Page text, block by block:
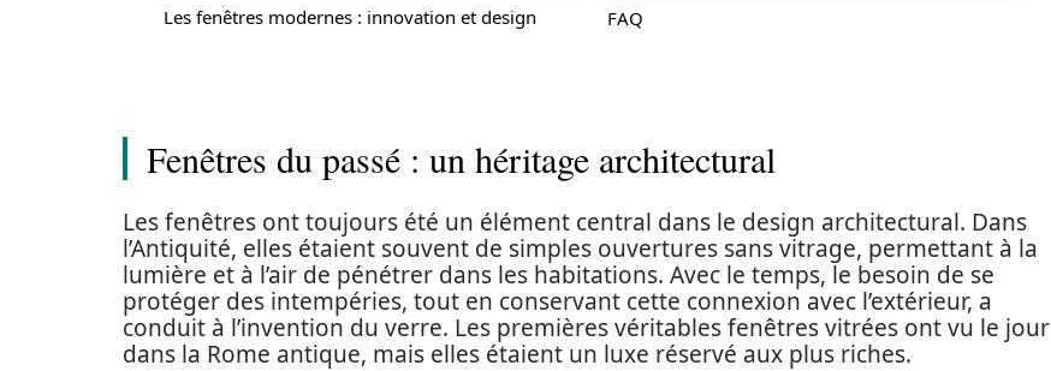
Les fenêtres modernes : innovation et design FAQ
Fenêtres du passé : un héritage architectural
Les fenêtres ont toujours été un élément central dans le design architectural. Dans
l’Antiquité, elles étaient souvent de simples ouvertures sans vitrage, permettant à la
lumière et à l’air de pénétrer dans les habitations. Avec le temps, le besoin de se
protéger des intempéries, tout en conservant cette connexion avec l’extérieur, a
conduit à l’invention du verre. Les premières véritables fenêtres vitrées ont vu le jour
dans la Rome antique, mais elles étaient un luxe réservé aux plus riches.